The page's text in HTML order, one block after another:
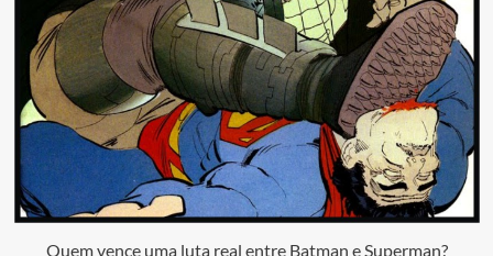
Quem vence uma luta real entre Batman e Superman?